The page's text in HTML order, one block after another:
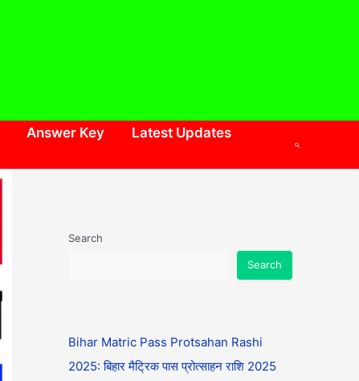
Answer Key
Latest Updates
Search
Search
Search
Bihar Matric Pass Protsahan Rashi
2025: बिहार मैट्रिक पास प्रोत्साहन राशि 2025